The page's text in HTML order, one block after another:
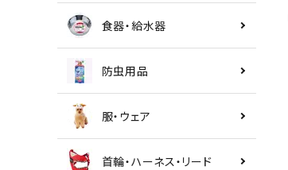
食器・給水器
防虫用品
服・ウェア
首輪・ハーネス・リード